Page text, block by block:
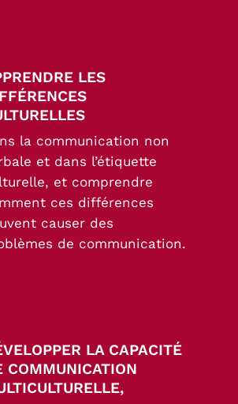
LES
la communication non
et dans l’étiquette
et comprendre
ces différences
causer des
de communication.
LA CAPACITÉ
COMMUNICATION